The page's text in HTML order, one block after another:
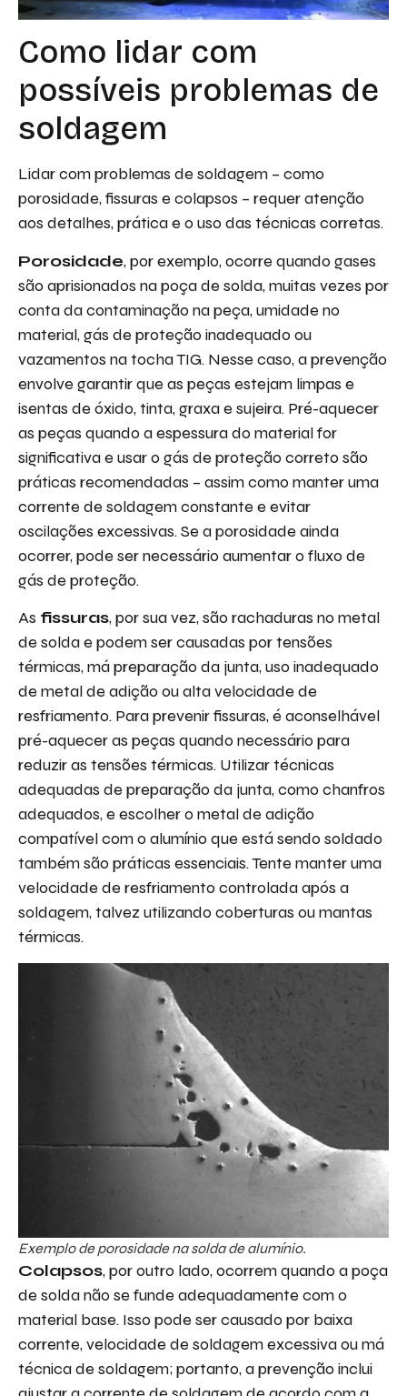
Como lidar com
possíveis problemas de
soldagem
Lidar com problemas de soldagem – como
porosidade, fissuras e colapsos – requer atenção
aos detalhes, prática e o uso das técnicas corretas.
Porosidade, por exemplo, ocorre quando gases
são aprisionados na poça de solda, muitas vezes por
conta da contaminação na peça, umidade no
material, gás de proteção inadequado ou
vazamentos na tocha TIG. Nesse caso, a prevenção
envolve garantir que as peças estejam limpas e
isentas de óxido, tinta, graxa e sujeira. Pré-aquecer
as peças quando a espessura do material for
significativa e usar o gás de proteção correto são
práticas recomendadas – assim como manter uma
corrente de soldagem constante e evitar
oscilações excessivas. Se a porosidade ainda
ocorrer, pode ser necessário aumentar o fluxo de
gás de proteção.
As fissuras, por sua vez, são rachaduras no metal
de solda e podem ser causadas por tensões
térmicas, má preparação da junta, uso inadequado
de metal de adição ou alta velocidade de
resfriamento. Para prevenir fissuras, é aconselhável
pré-aquecer as peças quando necessário para
reduzir as tensões térmicas. Utilizar técnicas
adequadas de preparação da junta, como chanfros
adequados, e escolher o metal de adição
compatível com o alumínio que está sendo soldado
também são práticas essenciais. Tente manter uma
velocidade de resfriamento controlada após a
soldagem, talvez utilizando coberturas ou mantas
térmicas.
Exemplo de porosidade na solda de alumínio.
Colapsos, por outro lado, ocorrem quando a poça
de solda não se funde adequadamente com o
material base. Isso pode ser causado por baixa
corrente, velocidade de soldagem excessiva ou má
técnica de soldagem; portanto, a prevenção inclui